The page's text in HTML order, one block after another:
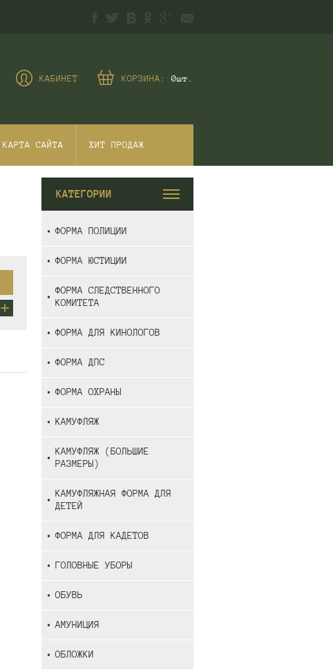
КОРЗИНА:0шт.
КАБИНЕТ
КАРТА САЙТА ХИТ ПРОДАЖ
КАТЕГОРИИ
ФОРМА ПОЛИЦИИ
ФОРМА ЮСТИЦИИ
ФОРМА СЛЕДСТВЕННОГО
КОМИТЕТА
ФОРМА ДЛЯ КИНОЛОГОВ
ФОРМА ДПС
ФОРМА ОХРАНЫ
КАМУФЛЯЖ
КАМУФЛЯЖ (БОЛЬШИЕ
РАЗМЕРЫ)
КАМУФЛЯЖНАЯ ФОРМА ДЛЯ
ДЕТЕЙ
ФОРМА ДЛЯ КАДЕТОВ
ГОЛОВНЫЕ УБОРЫ
ОБУВЬ
АМУНИЦИЯ
ОБЛОЖКИ
+